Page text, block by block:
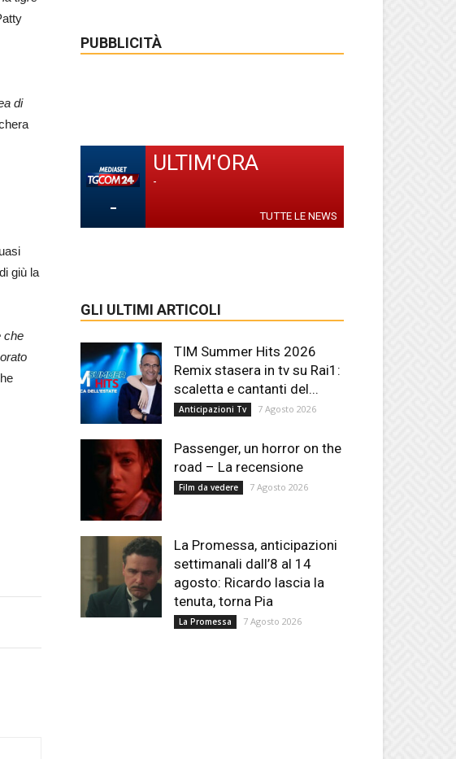
di
giù la
che
PUBBLICITÀ
-
ULTIM'ORA
-
TUTTE LE NEWS
GLI ULTIMI ARTICOLI
TIM Summer Hits 2026
Remix stasera in tv su Rai1:
scaletta e cantanti del...
Anticipazioni Tv 7 Agosto 2026
Passenger, un horror on the
road – La recensione
Film da vedere 7 Agosto 2026
La Promessa, anticipazioni
settimanali dall’8 al 14
agosto: Ricardo lascia la
tenuta, torna Pia
La Promessa 7 Agosto 2026